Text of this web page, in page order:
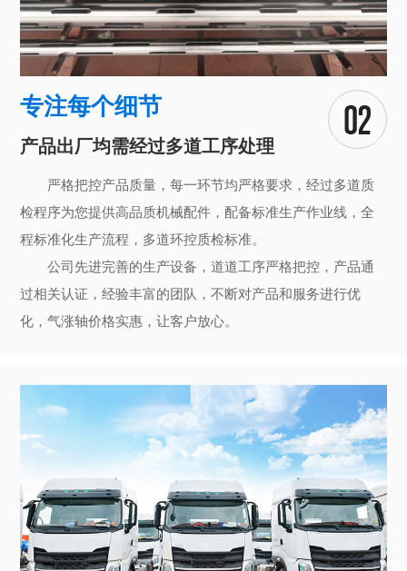
专注每个细节
产品出厂均需经过多道工序处理
严格把控产品质量，每一环节均严格要求，经过多道质
检程序为您提供高品质机械配件，配备标准生产作业线，全
程标准化生产流程，多道环控质检标准。
公司先进完善的生产设备，道道工序严格把控，产品通
过相关认证，经验丰富的团队，不断对产品和服务进行优
化，气涨轴价格实惠，让客户放心。